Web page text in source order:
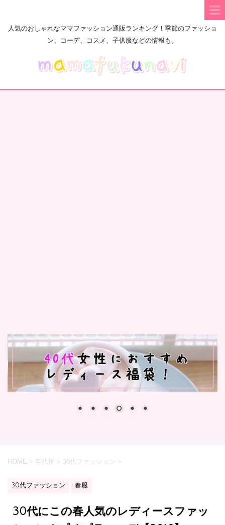
人気のおしゃれなママファッション通販ランキング！季節のファッショ
ン、コーデ、コスメ、子供服などの情報も。
HOME > 年代別 > 30代ファッション >
30代ファッション 春服
30代にこの春人気のレディースファッ